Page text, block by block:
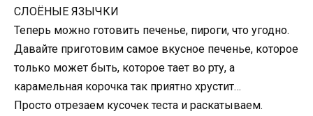
СЛОЁНЫЕ ЯЗЫЧКИ
Теперь можно готовить печенье, пироги, что угодно.
Давайте приготовим самое вкусное печенье, которое
только может быть, которое тает во рту, а
карамельная корочка так приятно хрустит…
Просто отрезаем кусочек теста и раскатываем.